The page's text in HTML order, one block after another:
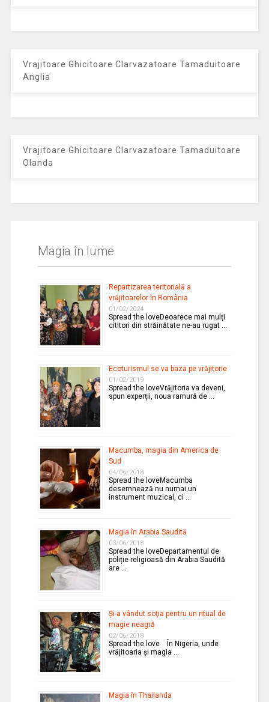
Vrajitoare Ghicitoare Clarvazatoare Tamaduitoare
Anglia
Vrajitoare Ghicitoare Clarvazatoare Tamaduitoare
Olanda
Magia în lume
Repartizarea teritorială a
vrăjitoarelor în România
01/02/2024
Spread the loveDeoarece mai mulți
cititori din străinătate ne-au rugat …
Ecoturismul se va baza pe vrăjitorie
01/02/2019
Spread the loveVrăjitoria va deveni,
spun experții, noua ramură de …
Macumba, magia din America de
Sud
04/06/2018
Spread the loveMacumba
desemnează nu numai un
instrument muzical, ci …
Magia în Arabia Saudită
03/06/2018
Spread the loveDepartamentul de
poliție religioasă din Arabia Saudită
are …
Şi-a vândut soţia pentru un ritual de
magie neagră
02/06/2018
Spread the love În Nigeria, unde
vrăjitoaria şi magia …
Magia în Thailanda